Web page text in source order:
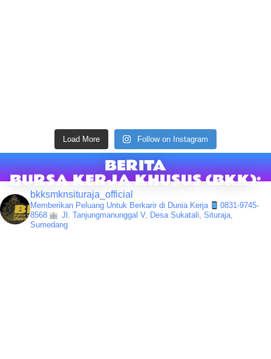
Load More Follow on Instagram
BERITA
BURSA KERJA KHUSUS (BKK):
bkksmknsituraja_official
Memberikan Peluang Untuk Berkarir di Dunia Kerja
0831-9745-
8568
Jl. Tanjungmanunggal V, Desa Sukatali, Situraja,
Sumedang